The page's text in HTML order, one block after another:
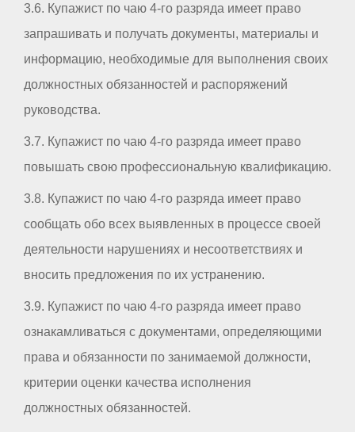
3.6. Купажист по чаю 4-го разряда имеет право
запрашивать и получать документы, материалы и
информацию, необходимые для выполнения своих
должностных обязанностей и распоряжений
руководства.
3.7. Купажист по чаю 4-го разряда имеет право
повышать свою профессиональную квалификацию.
3.8. Купажист по чаю 4-го разряда имеет право
сообщать обо всех выявленных в процессе своей
деятельности нарушениях и несоответствиях и
вносить предложения по их устранению.
3.9. Купажист по чаю 4-го разряда имеет право
ознакамливаться с документами, определяющими
права и обязанности по занимаемой должности,
критерии оценки качества исполнения
должностных обязанностей.